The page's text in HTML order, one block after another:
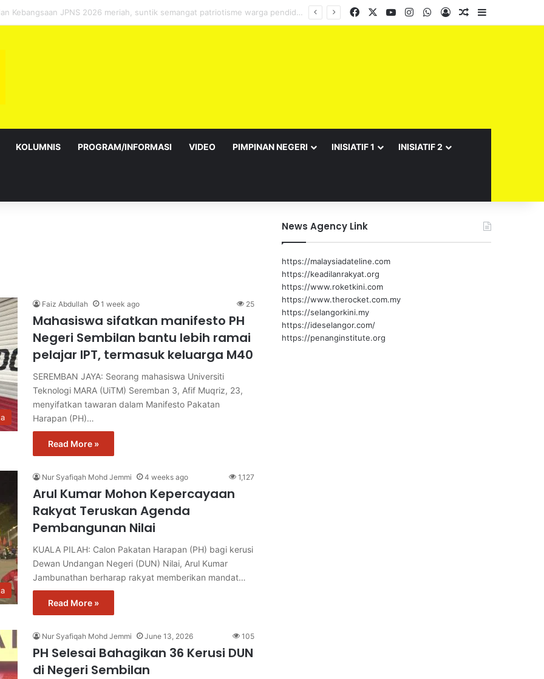
Exco satu amanah besar – Siow Kong Choon Facebook YouTubeInstagramWhatsApp
Log InRandom Article
KOLUMNIS PROGRAM/INFORMASI VIDEO PIMPINAN NEGERI INISIATIF 1 INISIATIF 2
Faiz Abdullah 1 week ago 25
Mahasiswa sifatkan manifesto PH
Negeri Sembilan bantu lebih ramai
pelajar IPT, termasuk keluarga M40
SEREMBAN JAYA: Seorang mahasiswa Universiti
Teknologi MARA (UiTM) Seremban 3, Afif Muqriz, 23,
menyifatkan tawaran dalam Manifesto Pakatan
Harapan (PH)…
Read More »
Nur Syafiqah Mohd Jemmi 4 weeks ago 1,127
Arul Kumar Mohon Kepercayaan
Rakyat Teruskan Agenda
Pembangunan Nilai
KUALA PILAH: Calon Pakatan Harapan (PH) bagi kerusi
Dewan Undangan Negeri (DUN) Nilai, Arul Kumar
Jambunathan berharap rakyat memberikan mandat…
Read More »
Nur Syafiqah Mohd Jemmi June 13, 2026 105
PH Selesai Bahagikan 36 Kerusi DUN
di Negeri Sembilan
News Agency Link
https://malaysiadateline.com
https://keadilanrakyat.org
https://www.roketkini.com
https://www.therocket.com.my
https://selangorkini.my
https://ideselangor.com/
https://penanginstitute.org